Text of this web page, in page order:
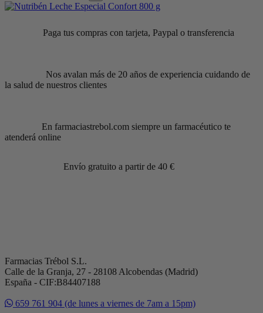
Paga tus compras con tarjeta, Paypal o transferencia
Nos avalan más de 20 años de experiencia cuidando de
la salud de nuestros clientes
En farmaciastrebol.com siempre un farmacéutico te
atenderá online
Envío gratuito a partir de 40 €
Farmacias Trébol S.L.
Calle de la Granja, 27 - 28108 Alcobendas (Madrid)
España - CIF:B84407188
659 761 904 (de lunes a viernes de 7am a 15pm)